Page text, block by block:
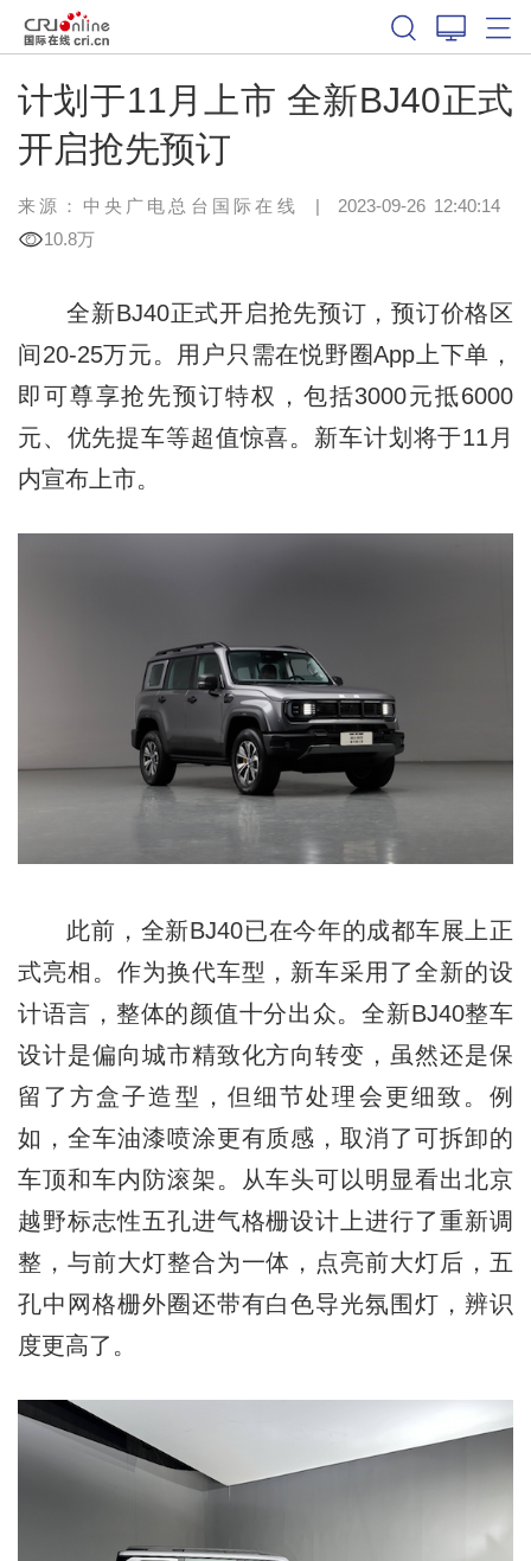
计划于11月上市 全新BJ40正式
开启抢先预订
来源： 中央广电总台国际在线 | 2023-09-26 12:40:14
10.8万
全新BJ40正式开启抢先预订，预订价格区
间20-25万元。用户只需在悦野圈App上下单，
即可尊享抢先预订特权，包括3000元抵6000
元、优先提车等超值惊喜。新车计划将于11月
内宣布上市。
此前，全新BJ40已在今年的成都车展上正
式亮相。作为换代车型，新车采用了全新的设
计语言，整体的颜值十分出众。全新BJ40整车
设计是偏向城市精致化方向转变，虽然还是保
留了方盒子造型，但细节处理会更细致。例
如，全车油漆喷涂更有质感，取消了可拆卸的
车顶和车内防滚架。从车头可以明显看出北京
越野标志性五孔进气格栅设计上进行了重新调
整，与前大灯整合为一体，点亮前大灯后，五
孔中网格栅外圈还带有白色导光氛围灯，辨识
度更高了。